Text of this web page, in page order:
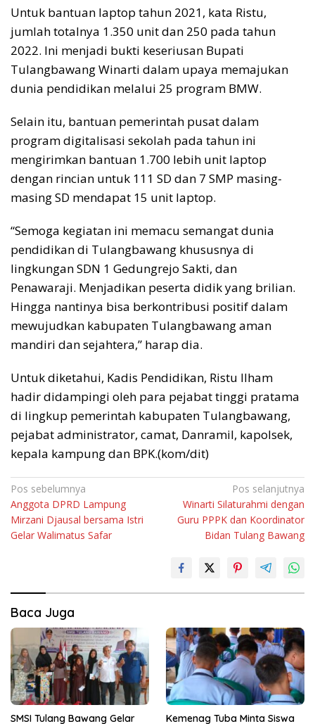
Untuk bantuan laptop tahun 2021, kata Ristu,
jumlah totalnya 1.350 unit dan 250 pada tahun
2022. Ini menjadi bukti keseriusan Bupati
Tulangbawang Winarti dalam upaya memajukan
dunia pendidikan melalui 25 program BMW.
Selain itu, bantuan pemerintah pusat dalam
program digitalisasi sekolah pada tahun ini
mengirimkan bantuan 1.700 lebih unit laptop
dengan rincian untuk 111 SD dan 7 SMP masing-
masing SD mendapat 15 unit laptop.
“Semoga kegiatan ini memacu semangat dunia
pendidikan di Tulangbawang khususnya di
lingkungan SDN 1 Gedungrejo Sakti, dan
Penawaraji. Menjadikan peserta didik yang brilian.
Hingga nantinya bisa berkontribusi positif dalam
mewujudkan kabupaten Tulangbawang aman
mandiri dan sejahtera,” harap dia.
Untuk diketahui, Kadis Pendidikan, Ristu Ilham
hadir didampingi oleh para pejabat tinggi pratama
di lingkup pemerintah kabupaten Tulangbawang,
pejabat administrator, camat, Danramil, kapolsek,
kepala kampung dan BPK.(kom/dit)
Navigasi
pos
Pos sebelumnya
Anggota DPRD Lampung
Mirzani Djausal bersama Istri
Gelar Walimatus Safar
Pos selanjutnya
Winarti Silaturahmi dengan
Guru PPPK dan Koordinator
Bidan Tulang Bawang
Baca Juga
SMSI Tulang Bawang Gelar Kemenag Tuba Minta Siswa